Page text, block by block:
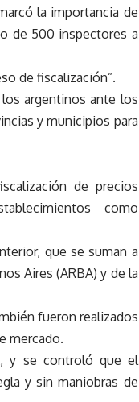
la importancia de
de 500 inspectores a
de fiscalización”.
argentinos ante los
y municipios para
de precios
como
que se suman a
Aires (ARBA) y de la
fueron realizados
mercado.
y se controló que el
y sin maniobras de